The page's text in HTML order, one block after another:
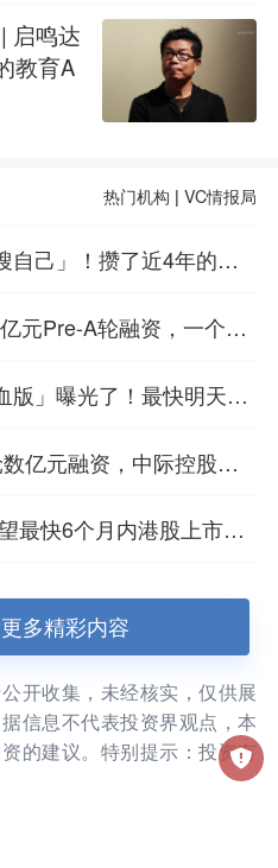
启鸣达
教育A
热门机构 |VC情报局
自己」！攒了近4年的对
元Pre-A轮融资，一个上
版」曝光了！最快明天发
亿元融资，中际控股领
最快6个月内港股上市；
多精彩内容
开收集，未经核实，仅供展
信息不代表投资界观点，本
的建议。特别提示：投资有